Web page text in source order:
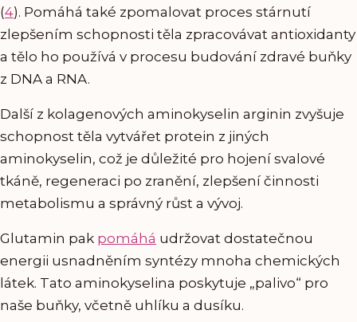
(4). Pomáhá také zpomalovat proces stárnutí
zlepšením schopnosti těla zpracovávat antioxidanty
a tělo ho používá v procesu budování zdravé buňky
z DNA a RNA.
Další z kolagenových aminokyselin arginin zvyšuje
schopnost těla vytvářet protein z jiných
aminokyselin, což je důležité pro hojení svalové
tkáně, regeneraci po zranění, zlepšení činnosti
metabolismu a správný růst a vývoj.
Glutamin pak pomáhá udržovat dostatečnou
energii usnadněním syntézy mnoha chemických
látek. Tato aminokyselina poskytuje „palivo“ pro
naše buňky, včetně uhlíku a dusíku.